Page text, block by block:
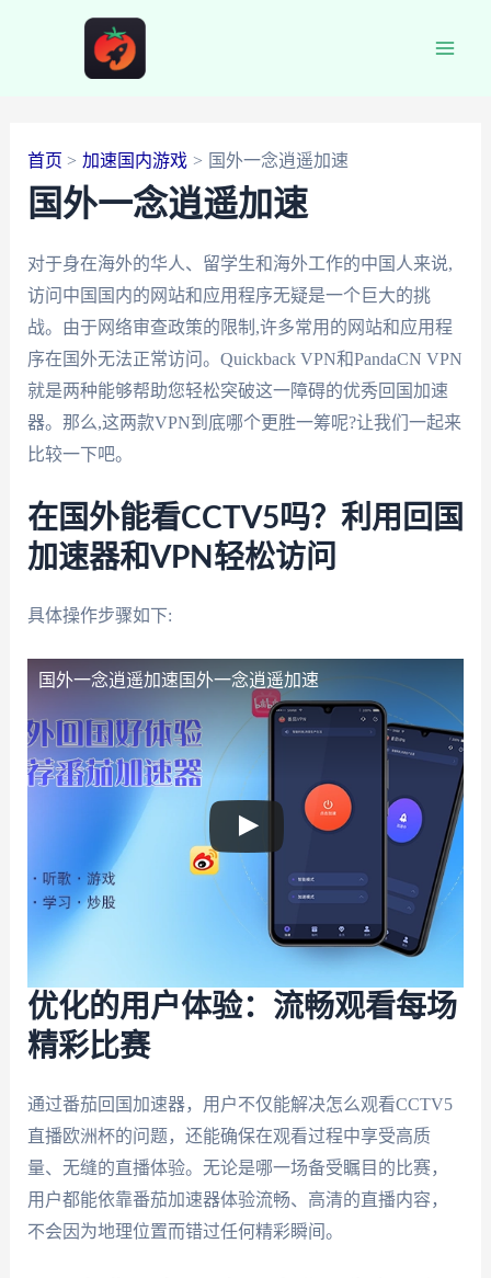
首页 加速国内游戏 国外一念逍遥加速
国外一念逍遥加速
对于身在海外的华人、留学生和海外工作的中国人来说,
访问中国国内的网站和应用程序无疑是一个巨大的挑
战。由于网络审查政策的限制,许多常用的网站和应用程
序在国外无法正常访问。Quickback VPN和PandaCN VPN
就是两种能够帮助您轻松突破这一障碍的优秀回国加速
器。那么,这两款VPN到底哪个更胜一筹呢?让我们一起来
比较一下吧。
在国外能看CCTV5吗？利用回国
加速器和VPN轻松访问
具体操作步骤如下:
国外一念逍遥加速国外一念逍遥加速
优化的用户体验：流畅观看每场
精彩比赛
通过番茄回国加速器，用户不仅能解决怎么观看CCTV5
直播欧洲杯的问题，还能确保在观看过程中享受高质
量、无缝的直播体验。无论是哪一场备受瞩目的比赛，
用户都能依靠番茄加速器体验流畅、高清的直播内容，
不会因为地理位置而错过任何精彩瞬间。